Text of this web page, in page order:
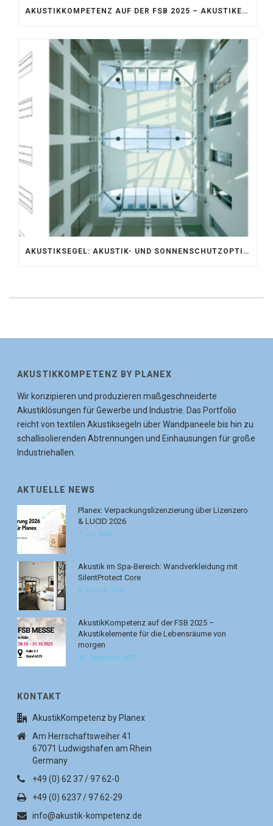
AKUSTIKKOMPETENZ AUF DER FSB 2025 – AKUSTIKELEMENTE FÜR DIE LEBENSRÄUME VON MORGEN
AKUSTIKSEGEL: AKUSTIK- UND SONNENSCHUTZOPTIMIERUNG IM ATRIUM DER UNIVERSITÄT BONN
AKUSTIKKOMPETENZ BY PLANEX
Wir konzipieren und produzieren maßgeschneiderte
Akustiklösungen für Gewerbe und Industrie. Das Portfolio
reicht von textilen Akustiksegeln über Wandpaneele bis hin zu
schallisolierenden Abtrennungen und Einhausungen für große
Industriehallen.
AKTUELLE NEWS
Planex: Verpackungslizenzierung über Lizenzero
& LUCID 2026
7. Juli 2026
Akustik im Spa-Bereich: Wandverkleidung mit
SilentProtect Core
6. Februar 2026
AkustikKompetenz auf der FSB 2025 –
Akustikelemente für die Lebensräume von
morgen
30. September 2025
KONTAKT
AkustikKompetenz by Planex
Am Herrschaftsweiher 41
67071 Ludwigshafen am Rhein
Germany
+49 (0) 62 37 / 97 62-0
+49 (0) 6237 / 97 62-29
info@akustik-kompetenz.de